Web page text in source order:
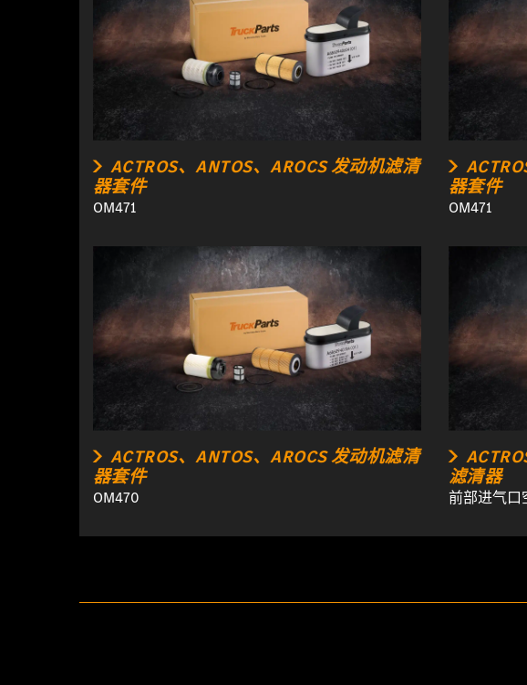
ACTROS、ANTOS、AROCS 发动机滤清
器套件
OM471
器套件
OM471
ACTROS、ANTOS、AROCS 发动机滤清
器套件
OM470
滤清器
前部进气口